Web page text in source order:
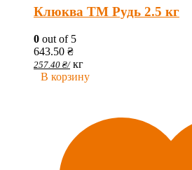
Клюква ТМ Рудь 2.5 кг
0 out of 5
643.50 ₴
257.40 ₴/ кг
В корзину